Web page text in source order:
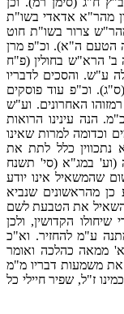
מהר"א אדאדי בשו"ת
צרור בשו"ת חוט
הטעם ה"א). וכ"פ מרן
ב' הרא"ש בחולין (פ"ח
ע"ש. והסכים לדבריו
וכ"פ עוד פוסקים
האחרונים. וע"ש
הנה עינינו הרואות
וכדומה למרות שאינו
כלל לתת את
(וע' במג"א (סי' תשנח
שהמשאיל אינו יודע
מהראשונים שנביא
שהשאיל את הטבעת לשם
שיחולו הקדושין, ולכן
ע"מ להחזיר. וא"כ
ממאה כהלכה ואומר
את משמעות דבריו מ"מ
ז"ל, שפיר חיילי כל